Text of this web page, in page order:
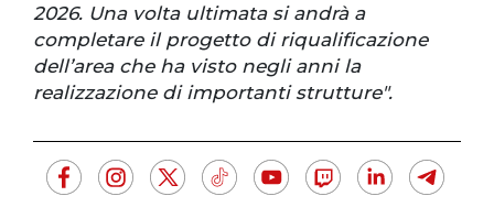
2026. Una volta ultimata si andrà a
completare il progetto di riqualificazione
dell’area che ha visto negli anni la
realizzazione di importanti strutture".